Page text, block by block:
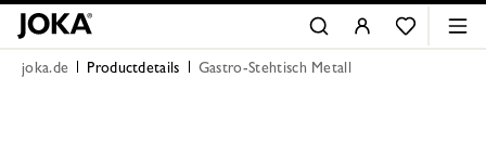
joka.de Productdetails Gastro-Stehtisch Metall